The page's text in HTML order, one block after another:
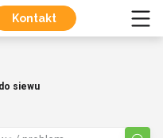
Kontakt
siewu